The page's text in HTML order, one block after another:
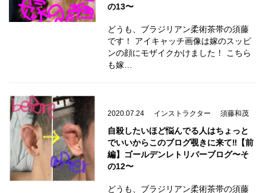
の13〜
どうも、ブラジリアン柔術茶帯の須藤
です！ アイキャッチ画像は嫁のスッピ
ンの顔にモザイクかけました！ こちら
も嫁…
2020.07.24 インストラクター 須藤和茂
自殺したいほど悩んでる人はちょっと
でいいからこのブログ覗きに来て‼️【前
編】ゴールデンレトリバーブログ〜そ
の12〜
どうも、ブラジリアン柔術茶帯の須藤